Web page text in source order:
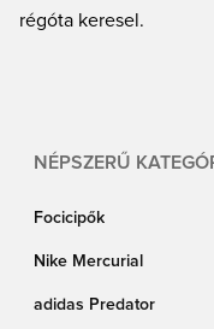
régóta keresel.
NÉPSZERŰ
Focicipők
Nike Mercurial
adidas Predator